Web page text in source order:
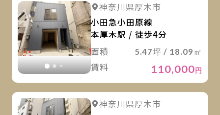
詳細を見る
神奈川県厚木市
小田急小田原線
本厚木駅 / 徒歩4分
面積
5.47坪 / 18.09㎡
賃料 110,000円
詳細を見る
神奈川県厚木市